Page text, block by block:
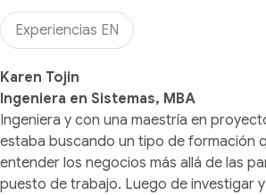
Experiencias EN
Karen Tojin
Ingeniera en Sistemas, MBA
Ingeniera y con una maestría en
estaba buscando un tipo de formación
entender los negocios más allá de las
puesto de trabajo. Luego de investigar